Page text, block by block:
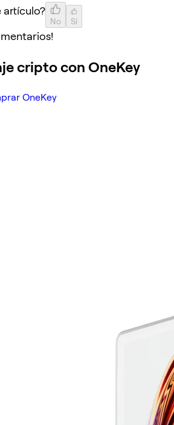
artículo?
No Sí
cripto con OneKey
OneKey